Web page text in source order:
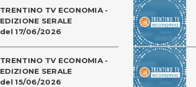
TRENTINO TV ECONOMIA -
EDIZIONE SERALE
del 17/06/2026
TRENTINO TV ECONOMIA -
EDIZIONE SERALE
del 15/06/2026